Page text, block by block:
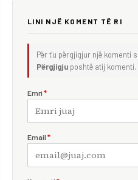
LINI NJË KOMENT TË RI
Për t'u përgjigjur një komenti
Përgjigju poshtë atij komenti.
Emri *
Email *